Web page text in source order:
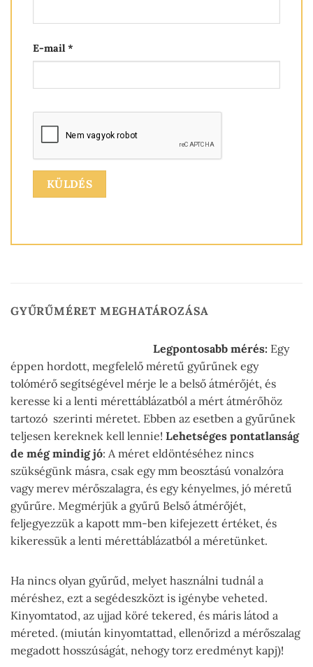
E-mail*
GYŰRŰMÉRET MEGHATÁROZÁSA
Legpontosabb mérés: Egy
éppen hordott, megfelelő méretű gyűrűnek egy
tolómérő segítségével mérje le a belső átmérőjét, és
keresse ki a lenti mérettáblázatból a mért átmérőhöz
tartozó szerinti méretet. Ebben az esetben a gyűrűnek
teljesen kereknek kell lennie! Lehetséges pontatlanság
de még mindig jó: A méret eldöntéséhez nincs
szükségünk másra, csak egy mm beosztású vonalzóra
vagy merev mérőszalagra, és egy kényelmes, jó méretű
gyűrűre. Megmérjük a gyűrű Belső átmérőjét,
feljegyezzük a kapott mm-ben kifejezett értéket, és
kikeressük a lenti mérettáblázatból a méretünket.
Ha nincs olyan gyűrűd, melyet használni tudnál a
méréshez, ezt a segédeszközt is igénybe veheted.
Kinyomtatod, az ujjad köré tekered, és máris látod a
méreted. (miután kinyomtattad, ellenőrizd a mérőszalag
megadott hosszúságát, nehogy torz eredményt kapj)!